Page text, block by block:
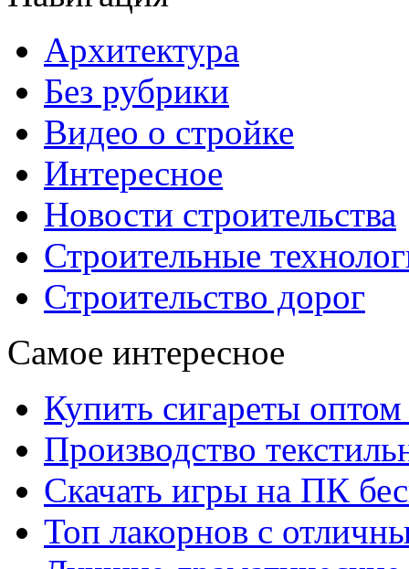
Архитектура
Без рубрики
Видео о стройке
Интересное
Новости строительства
Строительные
Строительство дорог
Самое интересное
Купить сигареты
Производство
Скачать игры на ПК
Топ лакорнов с